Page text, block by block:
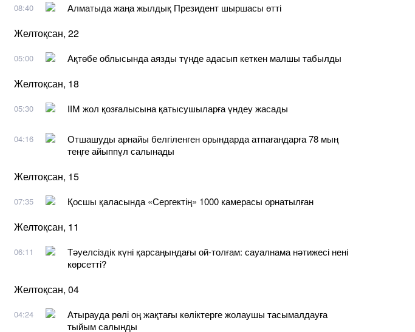
08:40 Алматыда жаңа жылдық Президент шыршасы өтті
Желтоқсан, 22
05:00 Ақтөбе облысында аязды түнде адасып кеткен малшы табылды
Желтоқсан, 18
05:30 ІІМ жол қозғалысына қатысушыларға үндеу жасады
04:16
Отшашуды арнайы белгіленген орындарда атпағандарға 78 мың
теңге айыппұл салынады
Желтоқсан, 15
07:35 Қосшы қаласында «Сергектің» 1000 камерасы орнатылған
Желтоқсан, 11
06:11
Тәуелсіздік күні қарсаңындағы ой-толғам: сауалнама нәтижесі нені
көрсетті?
Желтоқсан, 04
04:24
Атырауда рөлі оң жақтағы көліктерге жолаушы тасымалдауға
тыйым салынды